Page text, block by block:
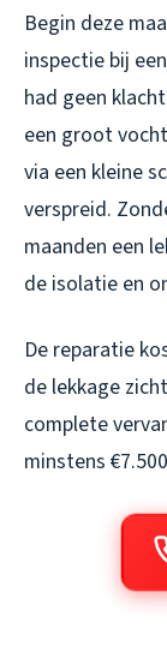
Begin deze
inspectie bij
had geen
een groot
via een kleine
verspreid.
maanden een
de isolatie en
De reparatie
de lekkage
complete
minstens